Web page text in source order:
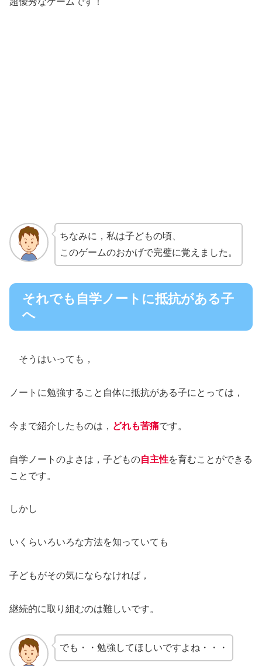
ちなみに，私は子どもの頃、
このゲームのおかげで完璧に覚えました。
それでも自学ノートに抵抗がある子
へ
そうはいっても，
ノートに勉強すること自体に抵抗がある子にとっては，
今まで紹介したものは， どれも苦痛です。
自学ノートのよさは，子どもの自主性を育むことができる
ことです。
しかし
いくらいろいろな方法を知っていても
子どもがその気にならなければ，
継続的に取り組むのは難しいです。
でも・・勉強してほしいですよね・・・